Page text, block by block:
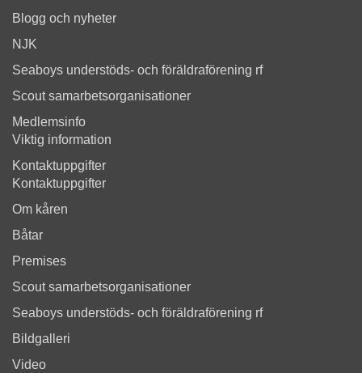
Blogg och nyheter
NJK
Seaboys understöds- och föräldraförening rf
Scout samarbetsorganisationer
Medlemsinfo
Viktig information
Kontaktuppgifter
Kontaktuppgifter
Om kåren
Båtar
Premises
Scout samarbetsorganisationer
Seaboys understöds- och föräldraförening rf
Bildgalleri
Video